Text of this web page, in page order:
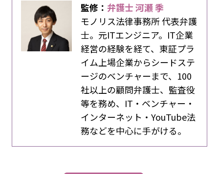
監修：弁護士 河瀬 季
モノリス法律事務所 代表弁護
士。元ITエンジニア。IT企業
経営の経験を経て、東証プラ
イム上場企業からシードステ
ージのベンチャーまで、100
社以上の顧問弁護士、監査役
等を務め、IT・ベンチャー・
インターネット・YouTube法
務などを中心に手がける。